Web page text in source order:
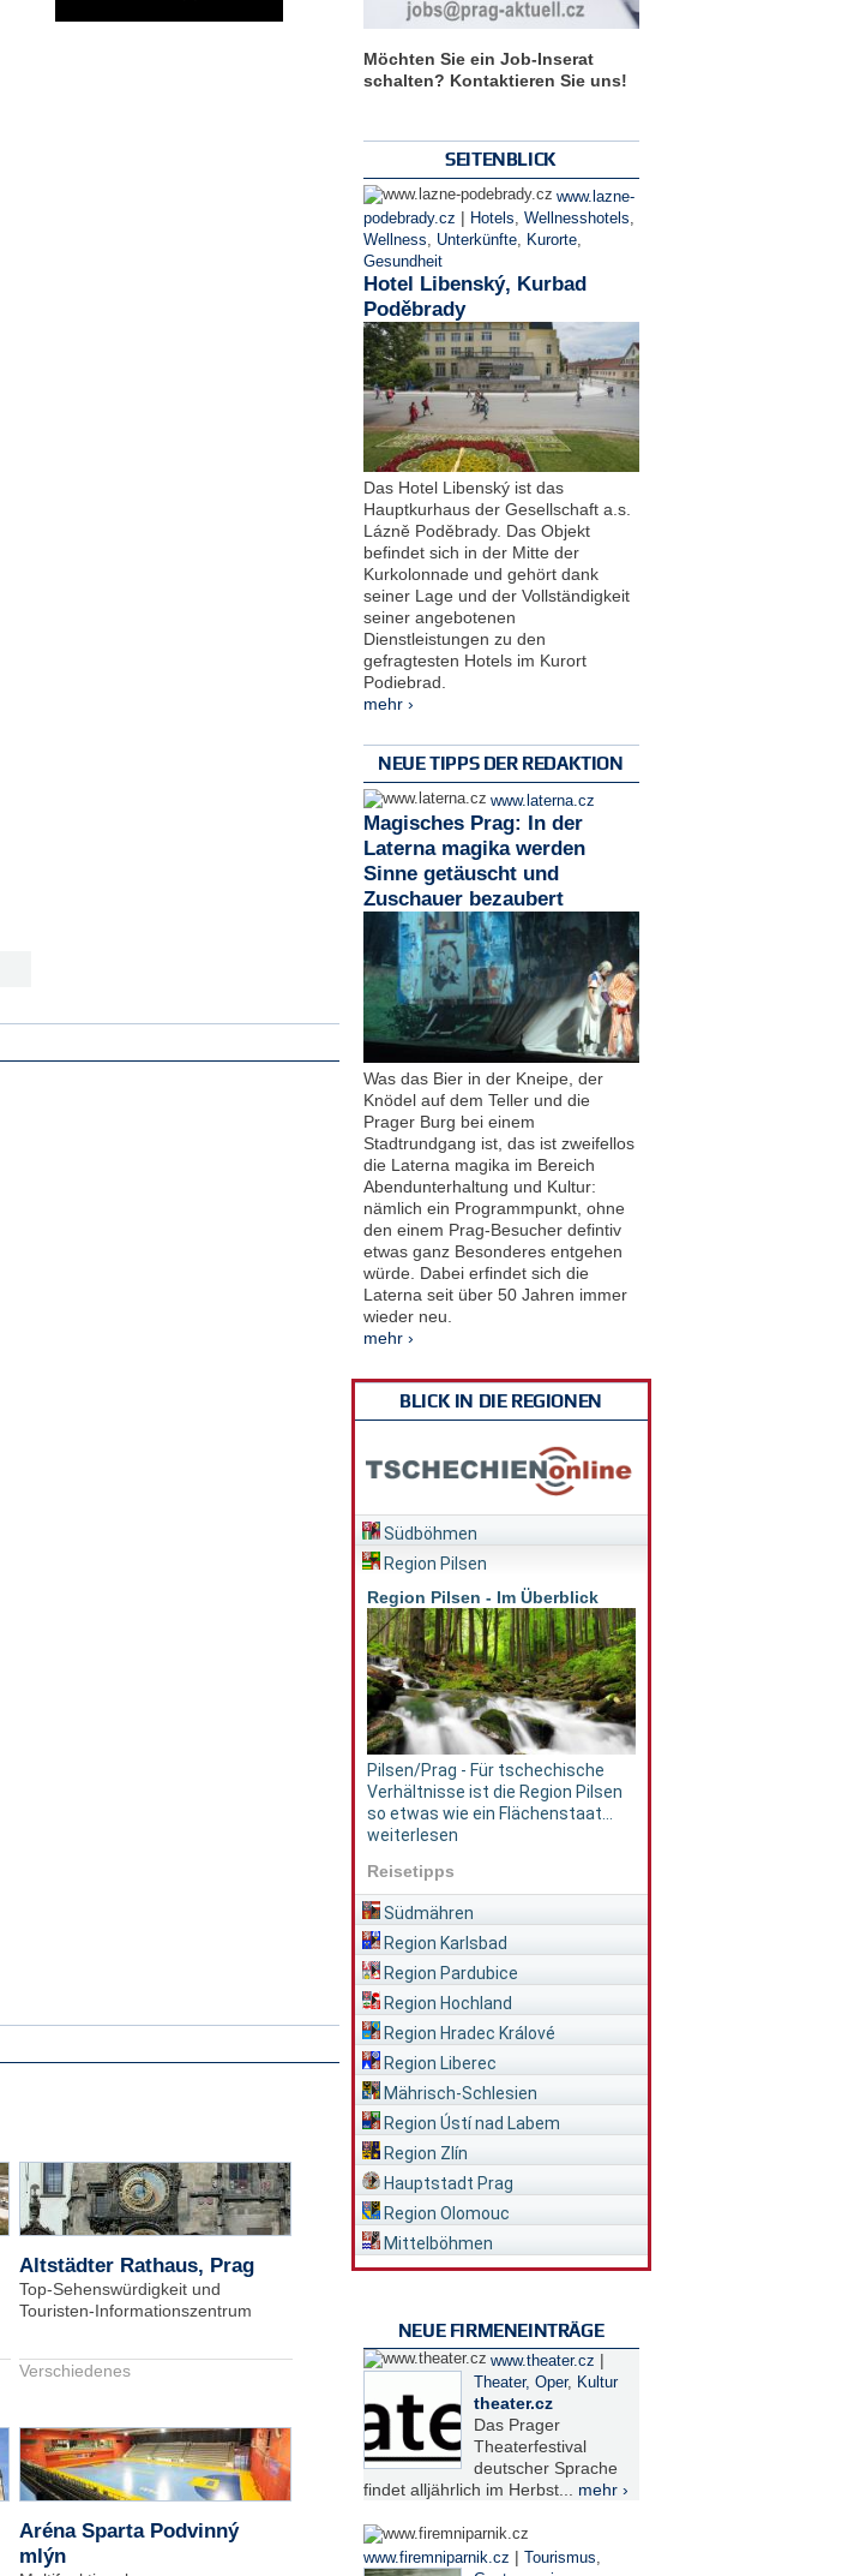
Altstädter Rathaus, Prag
Top-Sehenswürdigkeit und
Touristen-Informationszentrum
Verschiedenes
Aréna Sparta Podvinný
mlýn
Möchten Sie ein Job-Inserat
schalten? Kontaktieren Sie uns!
SEITENBLICK
www.lazne-
podebrady.cz | Hotels Wellnesshotels
Wellness
Unterkünfte, Kurorte,
Gesundheit
Hotel Libenský, Kurbad
Poděbrady
Das Hotel Libenský ist das
Hauptkurhaus der Gesellschaft a.s.
Lázně Poděbrady. Das Objekt
befindet sich in der Mitte der
Kurkolonnade und gehört dank
seiner Lage und der Vollständigkeit
seiner angebotenen
Dienstleistungen zu den
gefragtesten Hotels im Kurort
Podiebrad.
mehr ›
NEUE TIPPS DER REDAKTION
www.laterna.cz
Magisches Prag: In der
Laterna magika werden
Sinne getäuscht und
Zuschauer bezaubert
Was das Bier in der Kneipe, der
Knödel auf dem Teller und die
Prager Burg bei einem
Stadtrundgang ist, das ist zweifellos
die Laterna magika im Bereich
Abendunterhaltung und Kultur:
nämlich ein Programmpunkt, ohne
den einem Prag-Besucher defintiv
etwas ganz Besonderes entgehen
würde. Dabei erfindet sich die
Laterna seit über 50 Jahren immer
wieder neu.
mehr ›
BLICK IN DIE REGIONEN
Südböhmen
Region Pilsen
Region Pilsen - Im Überblick
Pilsen/Prag - Für tschechische
Verhältnisse ist die Region Pilsen
so etwas wie ein Flächenstaat...
weiterlesen
Reisetipps
Südmähren
Region Karlsbad
Region Pardubice
Region Hochland
Region Hradec Králové
Region Liberec
Mährisch-Schlesien
Region Ústí nad Labem
Region Zlín
Hauptstadt Prag
Region Olomouc
Mittelböhmen
NEUE FIRMENEINTRÄGE
www.theater.cz |
Theater, Oper, Kultur
theater.cz
Das Prager
Theaterfestival
deutscher Sprache
findet alljährlich im Herbst... mehr ›
www.firemniparnik.cz | Tourismus